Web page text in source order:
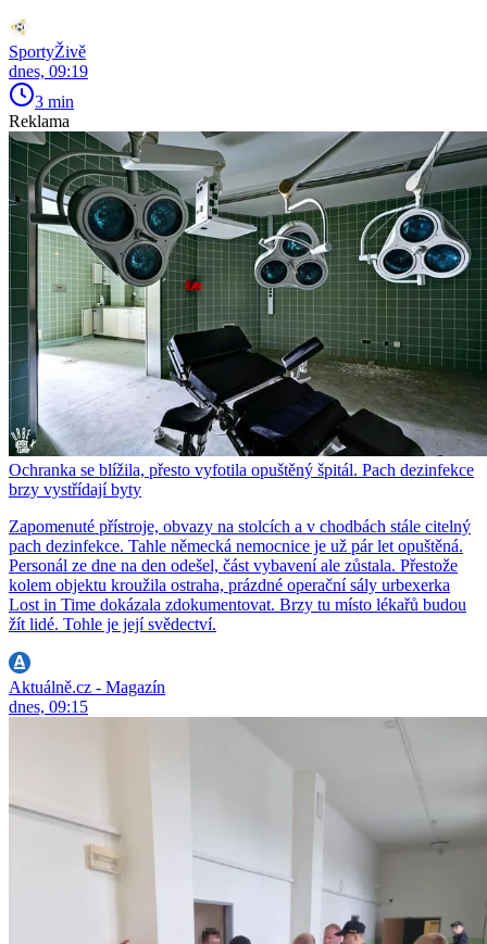
SportyŽivě
dnes, 09:19
3 min
Reklama
Ochranka se blížila, přesto vyfotila opuštěný špitál. Pach dezinfekce
brzy vystřídají byty
Zapomenuté přístroje, obvazy na stolcích a v chodbách stále citelný
pach dezinfekce. Tahle německá nemocnice je už pár let opuštěná.
Personál ze dne na den odešel, část vybavení ale zůstala. Přestože
kolem objektu kroužila ostraha, prázdné operační sály urbexerka
Lost in Time dokázala zdokumentovat. Brzy tu místo lékařů budou
žít lidé. Tohle je její svědectví.
Aktuálně.cz - Magazín
dnes, 09:15